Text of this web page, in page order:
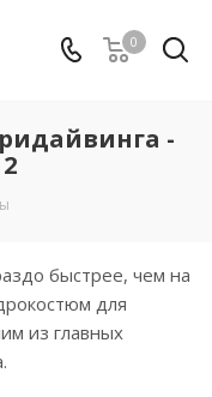
0
-
быстрее, чем на
для
из главных